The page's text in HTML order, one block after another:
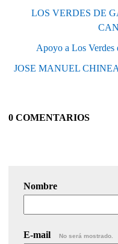
LOS VERDES DE
Apoyo a Los Verdes
JOSE MANUEL
0 COMENTARIOS
Nombre
E-mail No será mostrado.